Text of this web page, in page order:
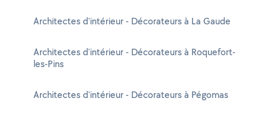
Architectes d'intérieur - Décorateurs à La Gaude
Architectes d'intérieur - Décorateurs à Roquefort-
les-Pins
Architectes d'intérieur - Décorateurs à Pégomas